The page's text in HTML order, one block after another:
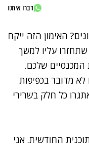
דברו איתנו
האימון הזה ייקח
ולאחר שתחזרו עליו למשך
המכנסיים שלכם.
מדובר בכפיפות
שיאתגרו כל חלק בשרירי
החודשית. אני